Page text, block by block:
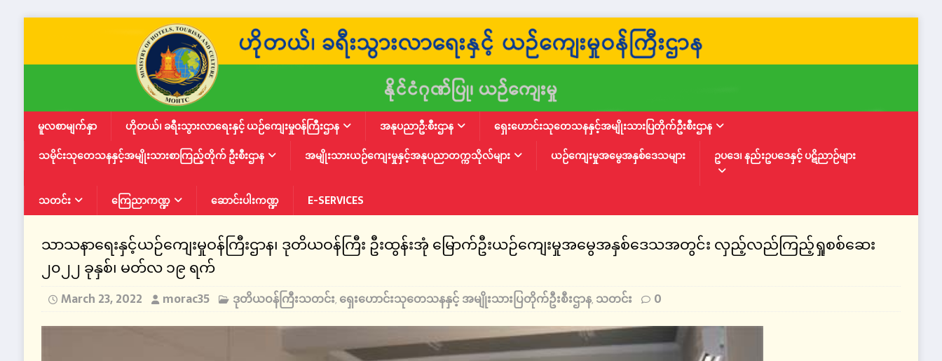
မူလစာမျက်နှာ ဟိုတယ်၊ ခရီးသွားလာရေးနှင့် ယဉ်ကျေးမှုဝန်ကြီးဌာန အနုပညာဦ:စီးဌာန
ရှေးဟောင်းသုတေသနနှင့်အမျိုးသားပြတိုက်ဦးစီးဌာန
သမိုင်းသုတေသနနှင့်အမျိုးသားစာကြည့်တိုက် ဦးစီးဌာန
အမျိုးသားယဉ်ကျေးမှုနှင့်အနုပညာတက္ကသိုလ်များ ယဉ်ကျေးမှုအမွေအနှစ်ဒေသများ ဥပဒေ၊ နည်းဥပဒေနှင့် ပဋိညာဉ်များ
သတင်း ကြေညာကဏ္ဍ ဆောင်းပါးကဏ္ဍ E-SERVICES
သာသနာရေးနှင့်ယဉ်ကျေးမှုဝန်ကြီးဌာန၊ ဒုတိယဝန်ကြီး ဦးထွန်းအုံ မြောက်ဦးယဉ်ကျေးမှုအမွေအနှစ်ဒေသအတွင်း လှည့်လည်ကြည့်ရှုစစ်ဆေး
၂၀၂၂ ခုနှစ်၊ မတ်လ ၁၉ ရက်
March 23, 2022 morac35 ဒုတိယဝန်ကြီးသတင်း, ရှေးဟောင်းသုတေသနနှင့် အမျိုးသားပြတိုက်ဦးစီးဌာန, သတင်း 0